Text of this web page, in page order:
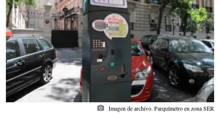
photo_camera Imagen de archivo. Parquímetro en zona SER